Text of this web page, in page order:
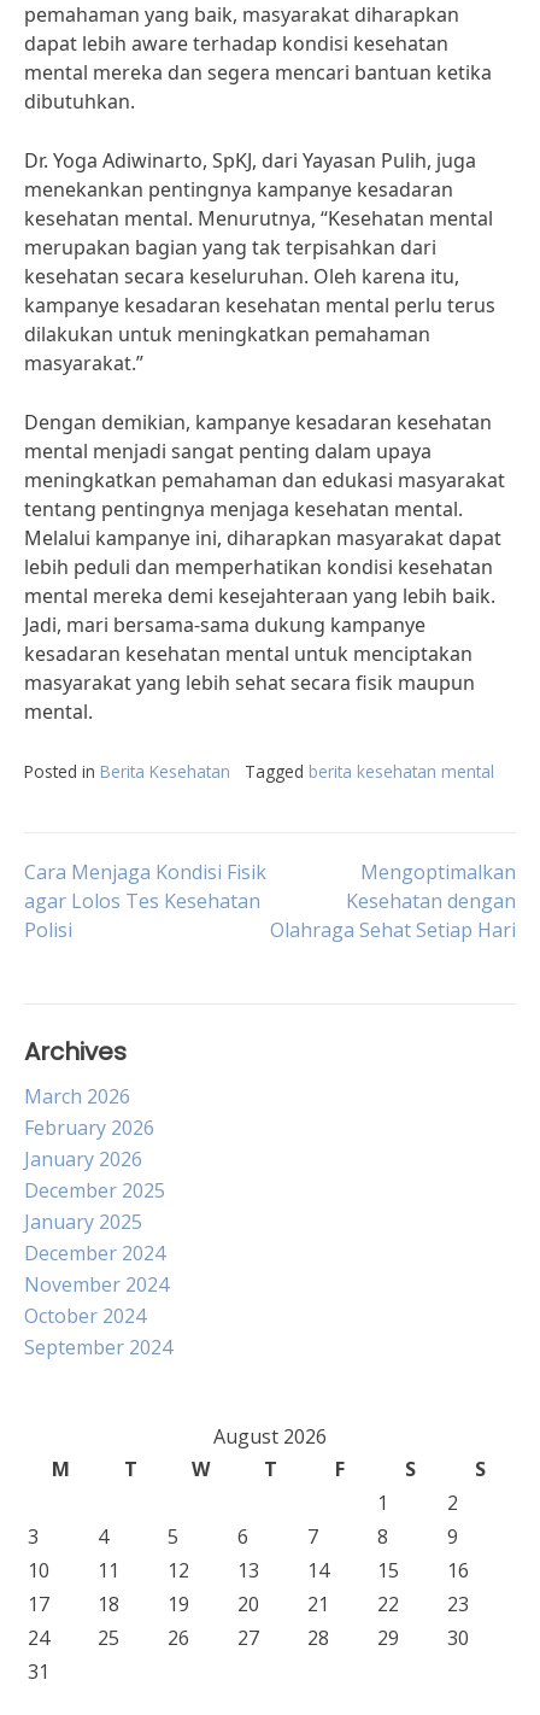
pemahaman yang baik, masyarakat diharapkan
dapat lebih aware terhadap kondisi kesehatan
mental mereka dan segera mencari bantuan ketika
dibutuhkan.
Dr. Yoga Adiwinarto, SpKJ, dari Yayasan Pulih, juga
menekankan pentingnya kampanye kesadaran
kesehatan mental. Menurutnya, “Kesehatan mental
merupakan bagian yang tak terpisahkan dari
kesehatan secara keseluruhan. Oleh karena itu,
kampanye kesadaran kesehatan mental perlu terus
dilakukan untuk meningkatkan pemahaman
masyarakat.”
Dengan demikian, kampanye kesadaran kesehatan
mental menjadi sangat penting dalam upaya
meningkatkan pemahaman dan edukasi masyarakat
tentang pentingnya menjaga kesehatan mental.
Melalui kampanye ini, diharapkan masyarakat dapat
lebih peduli dan memperhatikan kondisi kesehatan
mental mereka demi kesejahteraan yang lebih baik.
Jadi, mari bersama-sama dukung kampanye
kesadaran kesehatan mental untuk menciptakan
masyarakat yang lebih sehat secara fisik maupun
mental.
Posted in Berita Kesehatan Tagged berita kesehatan mental
Post
navigation
Cara Menjaga Kondisi Fisik
agar Lolos Tes Kesehatan
Polisi
Mengoptimalkan
Kesehatan dengan
Olahraga Sehat Setiap Hari
Archives
March 2026
February 2026
January 2026
December 2025
January 2025
December 2024
November 2024
October 2024
September 2024
August 2026
M
T W T F S
S
1
2
3
4 5 6 7 8
9
10
11 12 13 14 15
16
17
18 19 20 21 22
23
24
25 26 27 28 29
30
31